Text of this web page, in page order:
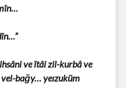
ve îtâi zil-kurbâ ve
bağy… yeızuküm